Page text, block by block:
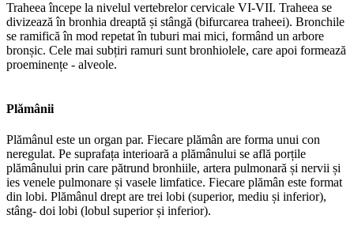
Traheea începe la nivelul vertebrelor cervicale VI-VII. Traheea se
divizează în bronhia dreaptă și stângă (bifurcarea traheei). Bronchile
se ramifică în mod repetat în tuburi mai mici, formând un arbore
bronșic. Cele mai subțiri ramuri sunt bronhiolele, care apoi formează
proeminențe - alveole.
Plămânii
Plămânul este un organ par. Fiecare plămân are forma unui con
neregulat. Pe suprafața interioară a plămânului se află porțile
plămânului prin care pătrund bronhiile, artera pulmonară și nervii și
ies venele pulmonare și vasele limfatice. Fiecare plămân este format
din lobi. Plămânul drept are trei lobi (superior, mediu și inferior),
stâng- doi lobi (lobul superior și inferior).